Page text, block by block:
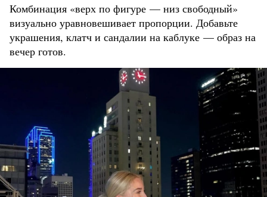
Комбинация «верх по фигуре — низ свободный»
визуально уравновешивает пропорции. Добавьте
украшения, клатч и сандалии на каблуке — образ на
вечер готов.